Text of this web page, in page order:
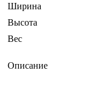
Ширина
Высота
Вес
Описание